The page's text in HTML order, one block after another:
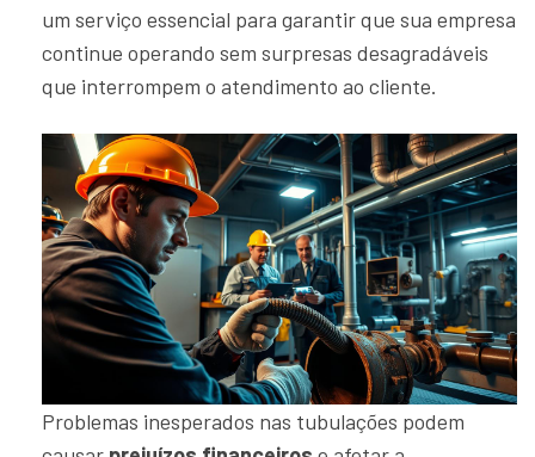
um serviço essencial para garantir que sua empresa
continue operando sem surpresas desagradáveis
que interrompem o atendimento ao cliente.
Problemas inesperados nas tubulações podem